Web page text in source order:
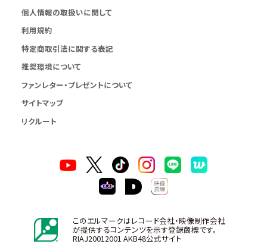
個人情報の取扱いに関して
利用規約
特定商取引法に関する表記
推奨環境について
ファンレター・プレゼントについて
サイトマップ
リクルート
このエルマークはレコード会社・映像制作会社
が提供するコンテンツを示す登録商標です。
RIAJ20012001 AKB48公式サイト